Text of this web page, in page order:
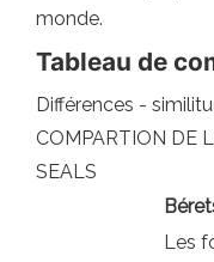
monde.
Tableau de
Différences -
COMPARTION DE
SEALS
Les